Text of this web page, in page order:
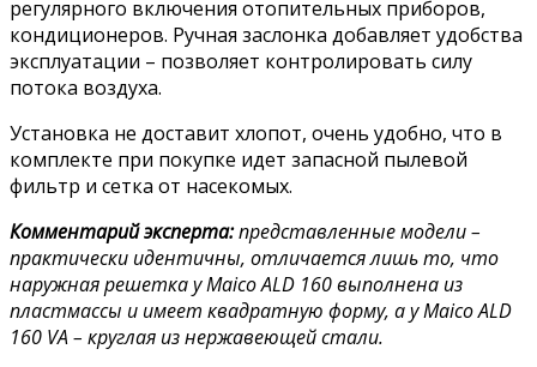
регулярного включения отопительных приборов,
кондиционеров. Ручная заслонка добавляет удобства
эксплуатации – позволяет контролировать силу
потока воздуха.
Установка не доставит хлопот, очень удобно, что в
комплекте при покупке идет запасной пылевой
фильтр и сетка от насекомых.
Комментарий эксперта:представленные модели –
практически идентичны, отличается лишь то, что
наружная решетка у Maico ALD 160 выполнена из
пластмассы и имеет квадратную форму, а у Maico ALD
160 VA – круглая из нержавеющей стали.